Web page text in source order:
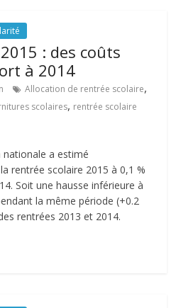
: des coûts
à 2014
Allocation de rentrée scolaire,
scolaires, rentrée scolaire
nationale a estimé
rentrée scolaire 2015 à 0,1 %
Soit une hausse inférieure à
la même période (+0.2
rentrées 2013 et 2014.